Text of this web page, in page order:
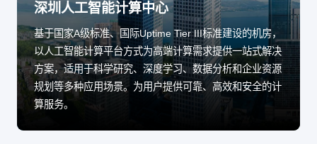
深圳人工智能计算中心
基于国家A级标准、国际Uptime Tier III标准建设的机房，
以人工智能计算平台方式为高端计算需求提供一站式解决
方案，适用于科学研究、深度学习、数据分析和企业资源
规划等多种应用场景。为用户提供可靠、高效和安全的计
算服务。